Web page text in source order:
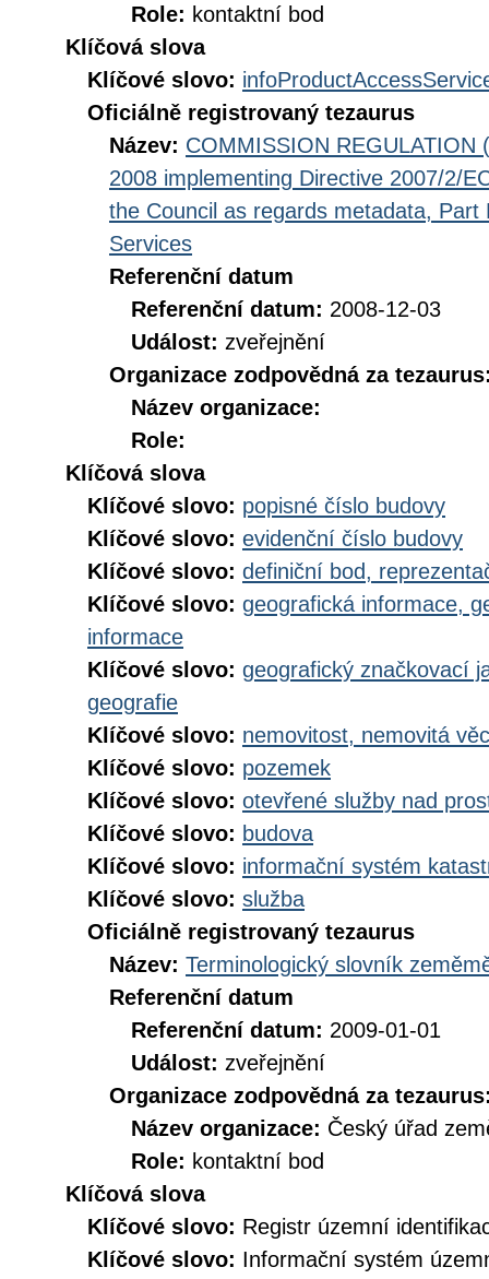
Role: kontaktní bod
Klíčová slova
Klíčové slovo:
Oficiálně registrovaný tezaurus
Název: COMMISSION REGULATION
2008 implementing Directive 2007/2/
the Council as regards metadata,
Services
Referenční datum
Referenční datum: 2008-12-03
Událost: zveřejnění
Organizace zodpovědná za
Název organizace:
Role:
Klíčová slova
Klíčové slovo: popisné číslo budovy
Klíčové slovo: evidenční číslo budovy
Klíčové slovo: definiční bod,
Klíčové slovo: geografická informace,
informace
Klíčové slovo: geografický značkovací
geografie
Klíčové slovo: nemovitost, nemovitá věc
Klíčové slovo: pozemek
Klíčové slovo: otevřené služby nad
Klíčové slovo: budova
Klíčové slovo: informační systém
Klíčové slovo: služba
Oficiálně registrovaný tezaurus
Název: Terminologický slovník
Referenční datum
Referenční datum: 2009-01-01
Událost: zveřejnění
Organizace zodpovědná za
Název organizace: Český úřad
Role: kontaktní bod
Klíčová slova
Klíčové slovo: Registr územní
Klíčové slovo: Informační systém